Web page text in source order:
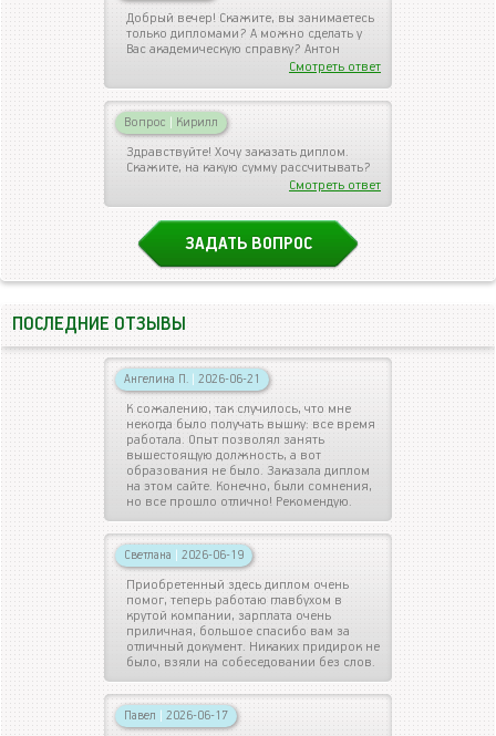
Добрый вечер! Скажите, вы занимаетесь
только дипломами? А можно сделать у
Вас академическую справку? Антон
Смотреть ответ
Вопрос | Кирилл
Здравствуйте! Хочу заказать диплом.
Скажите, на какую сумму рассчитывать?
Смотреть ответ
ЗАДАТЬ ВОПРОС
ПОСЛЕДНИЕ ОТЗЫВЫ
Ангелина П. | 2026-06-21
К сожалению, так случилось, что мне
некогда было получать вышку: все время
работала. Опыт позволял занять
вышестоящую должность, а вот
образования не было. Заказала диплом
на этом сайте. Конечно, были сомнения,
но все прошло отлично! Рекомендую.
Светлана | 2026-06-19
Приобретенный здесь диплом очень
помог, теперь работаю главбухом в
крутой компании, зарплата очень
приличная, большое спасибо вам за
отличный документ. Никаких придирок не
было, взяли на собеседовании без слов.
Павел | 2026-06-17